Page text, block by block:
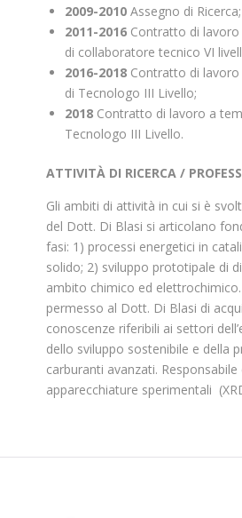
2009-2010 Assegno di Ricerca;
2011-2016 Contratto di
di collaboratore tecnico VI
2016-2018 Contratto di
di Tecnologo III Livello;
2018 Contratto di lavoro a
Tecnologo III Livello.
ATTIVITÀ DI RICERCA /
Gli ambiti di attività in cui si è
del Dott. Di Blasi si articolano
fasi: 1) processi energetici in
solido; 2) sviluppo prototipale di
ambito chimico ed
permesso al Dott. Di Blasi di
conoscenze riferibili ai settori
dello sviluppo sostenibile e della
carburanti avanzati. Responsabile
apparecchiature sperimentali